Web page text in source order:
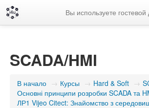
Вы используете гостевой
SCADA/HMI
В начало → Курсы → Hard & Soft →
Основні принципи розробки SCADA та
ЛР1 Vijeo Citect: Знайомство з